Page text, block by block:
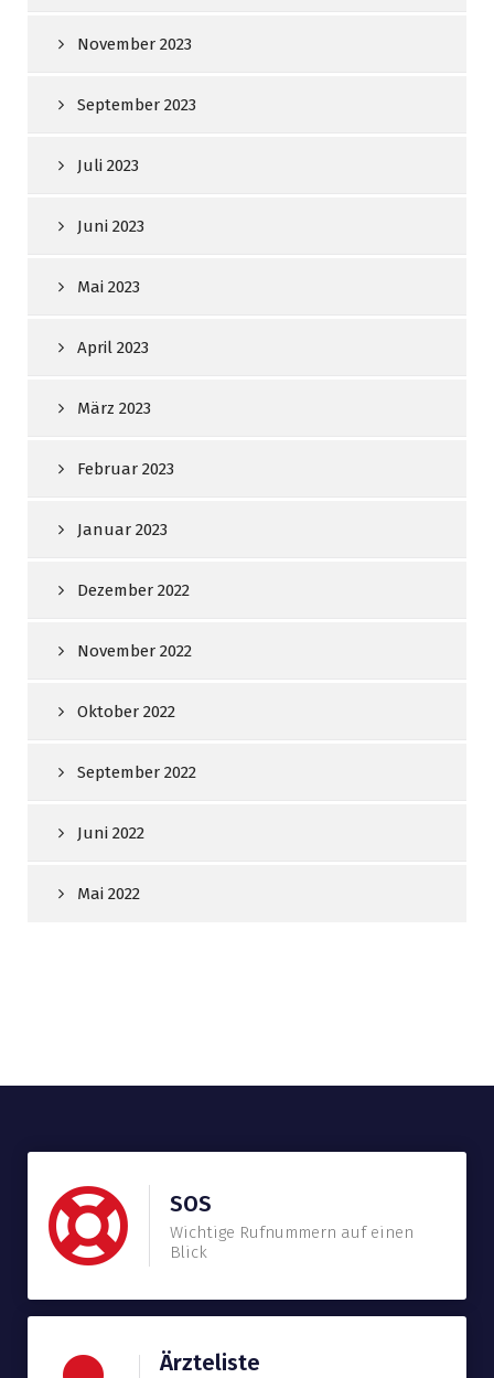
November 2023
September 2023
Juli 2023
Juni 2023
Mai 2023
April 2023
März 2023
Februar 2023
Januar 2023
Dezember 2022
November 2022
Oktober 2022
September 2022
Juni 2022
Mai 2022
SOS
Wichtige Rufnummern auf einen
Blick
Ärzteliste